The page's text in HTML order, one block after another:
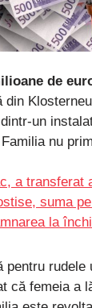
de
un
nu
a transferat
suma
la
pentru
că femeia a